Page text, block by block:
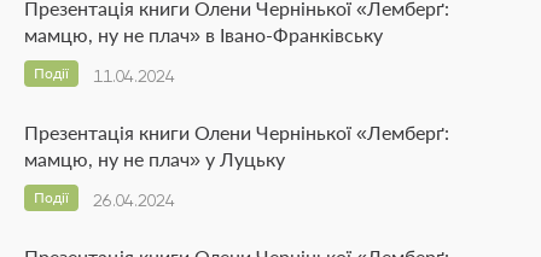
Презентація книги Олени Чернінької «Лемберґ:
мамцю, ну не плач» в Івано-Франківську
11.04.2024
Події
Презентація книги Олени Чернінької «Лемберґ:
мамцю, ну не плач» у Луцьку
26.04.2024
Події